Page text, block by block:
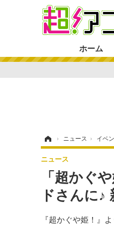
ホーム
› ニュース › イベ
「超かぐ
ドさんに
『超かぐや姫！』
ニュース